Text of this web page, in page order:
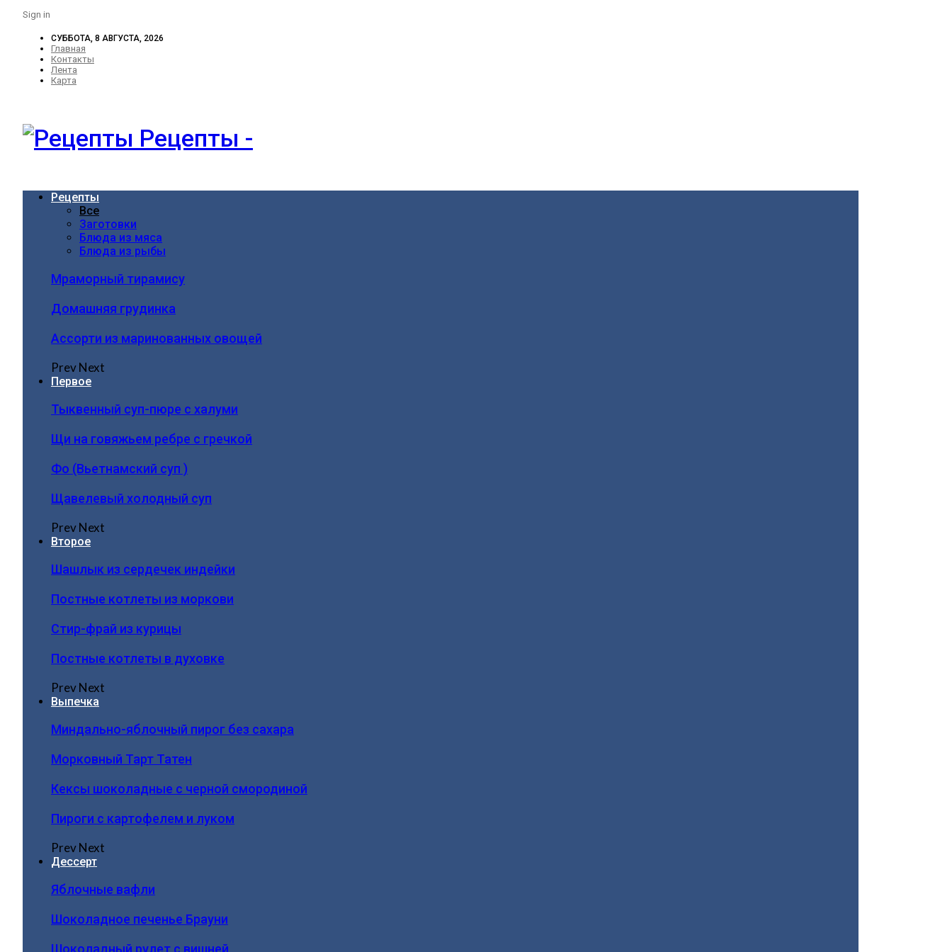
Sign in
СУББОТА, 8 АВГУСТА, 2026
Главная
Контакты
Лента
Карта
Рецепты -
Рецепты
Все
Заготовки
Блюда из мяса
Блюда из рыбы
Мраморный тирамису
Домашняя грудинка
Ассорти из маринованных овощей
PrevNext
Первое
Тыквенный суп-пюре с халуми
Щи на говяжьем ребре с гречкой
Фо (Вьетнамский суп )
Щавелевый холодный суп
PrevNext
Второе
Шашлык из сердечек индейки
Постные котлеты из моркови
Стир-фрай из курицы
Постные котлеты в духовке
PrevNext
Выпечка
Миндально-яблочный пирог без сахара
Морковный Тарт Татен
Кексы шоколадные с черной смородиной
Пироги c картофелем и луком
PrevNext
Дессерт
Яблочные вафли
Шоколадное печенье Брауни
Шоколадный рулет с вишней